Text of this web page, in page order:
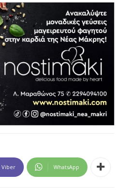
Viber WhatsApp